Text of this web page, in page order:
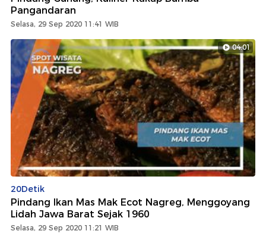
Pangandaran
Selasa, 29 Sep 2020 11:41 WIB
04:01
20Detik
Pindang Ikan Mas Mak Ecot Nagreg, Menggoyang
Lidah Jawa Barat Sejak 1960
Selasa, 29 Sep 2020 11:21 WIB